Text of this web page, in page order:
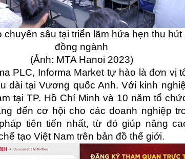
sâu tại triển lãm hứa hẹn thu
đồng ngành
(Ảnh: MTA Hanoi 2023)
PLC, Informa Market tự hào là đơn vị
dài tại Vương quốc Anh. Với kinh
tại TP. Hồ Chí Minh và 10 năm tổ
đến cơ hội cho các doanh nghiệp
tiên tiến nhất, từ đó giúp nâng
tạo Việt Nam trên bản đồ thế giới.